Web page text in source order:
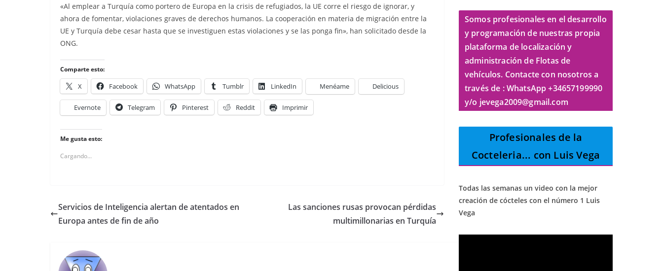
«Al emplear a Turquía como portero de Europa en la crisis de refugiados, la UE corre el riesgo de ignorar, y
ahora de fomentar, violaciones graves de derechos humanos. La cooperación en materia de migración entre la
UE y Turquía debe cesar hasta que se investiguen estas violaciones y se las ponga fin», han solicitado desde la
ONG.
Comparte esto:
X Facebook WhatsApp Tumblr LinkedIn Menéame Delicious
Evernote Telegram Pinterest Reddit Imprimir
Me gusta esto:
Cargando...
Servicios de Inteligencia alertan de atentados en
Europa antes de fin de año
Las sanciones rusas provocan pérdidas
multimillonarias en Turquía
Somos profesionales en el desarrollo
y programación de nuestras propia
plataforma de localización y
administración de Flotas de
vehículos. Contacte con nosotros a
través de : WhatsApp +34657199990
y/o jevega2009@gmail.com
Profesionales de la
Cocteleria... con Luis Vega
Todas las semanas un video con la mejor
creación de cócteles con el número 1 Luis
Vega